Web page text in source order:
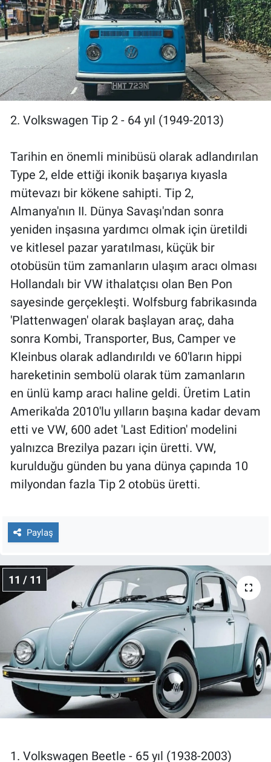
2. Volkswagen Tip 2 - 64 yıl (1949-2013)
Tarihin en önemli minibüsü olarak adlandırılan
Type 2, elde ettiği ikonik başarıya kıyasla
mütevazı bir kökene sahipti. Tip 2,
Almanya'nın II. Dünya Savaşı'ndan sonra
yeniden inşasına yardımcı olmak için üretildi
ve kitlesel pazar yaratılması, küçük bir
otobüsün tüm zamanların ulaşım aracı olması
Hollandalı bir VW ithalatçısı olan Ben Pon
sayesinde gerçekleşti. Wolfsburg fabrikasında
'Plattenwagen' olarak başlayan araç, daha
sonra Kombi, Transporter, Bus, Camper ve
Kleinbus olarak adlandırıldı ve 60'ların hippi
hareketinin sembolü olarak tüm zamanların
en ünlü kamp aracı haline geldi. Üretim Latin
Amerika'da 2010'lu yılların başına kadar devam
etti ve VW, 600 adet 'Last Edition' modelini
yalnızca Brezilya pazarı için üretti. VW,
kurulduğu günden bu yana dünya çapında 10
milyondan fazla Tip 2 otobüs üretti.
Paylaş
11 / 11
1. Volkswagen Beetle - 65 yıl (1938-2003)